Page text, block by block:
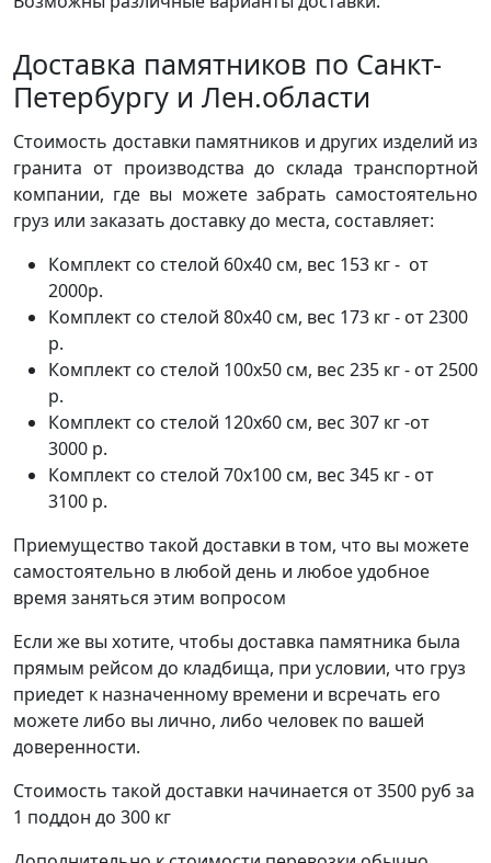
Доставка памятников по Санкт-
Петербургу и Лен.области
Стоимость доставки памятников и других изделий из
гранита от производства до склада транспортной
компании, где вы можете забрать самостоятельно
груз или заказать доставку до места, составляет:
Комплект со стелой 60х40 см, вес 153 кг - от
2000р.
Комплект со стелой 80х40 см, вес 173 кг - от 2300
р.
Комплект со стелой 100х50 см, вес 235 кг - от 2500
р.
Комплект со стелой 120х60 см, вес 307 кг -от
3000 р.
Комплект со стелой 70х100 см, вес 345 кг - от
3100 р.
Приемущество такой доставки в том, что вы можете
самостоятельно в любой день и любое удобное
время заняться этим вопросом
Если же вы хотите, чтобы доставка памятника была
прямым рейсом до кладбища, при условии, что груз
приедет к назначенному времени и всречать его
можете либо вы лично, либо человек по вашей
доверенности.
Стоимость такой доставки начинается от 3500 руб за
1 поддон до 300 кг